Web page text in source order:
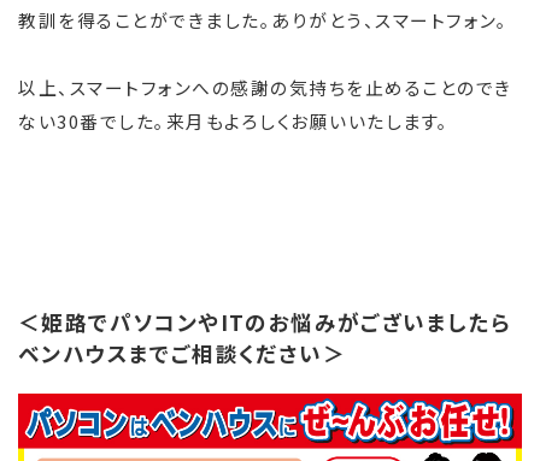
教訓を得ることができました。ありがとう、スマートフォン。
以上、スマートフォンへの感謝の気持ちを止めることのでき
ない30番でした。来月もよろしくお願いいたします。
＜姫路でパソコンやITのお悩みがございましたら
ベンハウスまでご相談ください＞